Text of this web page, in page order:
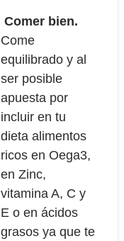
Comer bien.
Come
equilibrado y al
ser posible
apuesta por
incluir en tu
dieta alimentos
ricos en Oega3,
en Zinc,
vitamina A, C y
E o en ácidos
grasos ya que te